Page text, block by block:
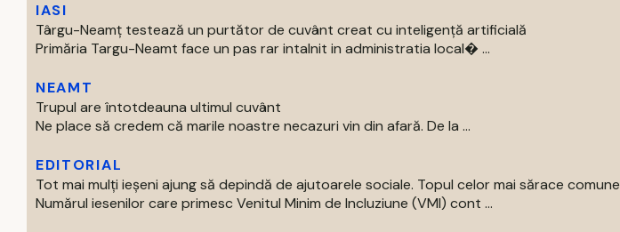
IASI
Târgu-Neamț testează un purtător de cuvânt creat cu inteligență artificială
Primăria Targu-Neamt face un pas rar intalnit in administratia local� ...
NEAMT
Trupul are întotdeauna ultimul cuvânt
Ne place să credem că marile noastre necazuri vin din afară. De la ...
EDITORIAL
Tot mai mulți ieșeni ajung să depindă de ajutoarele sociale. Topul celor mai sărace comune
Numărul iesenilor care primesc Venitul Minim de Incluziune (VMI) cont ...